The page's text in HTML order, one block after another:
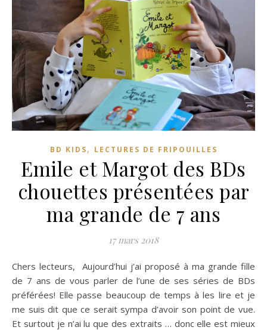
BD KIDS, LECTURES DE FRIPOUILLES
Emile et Margot des BDs
chouettes présentées par
ma grande de 7 ans
17 mars 2018
Chers lecteurs, Aujourd’hui j’ai proposé à ma grande fille
de 7 ans de vous parler de l’une de ses séries de BDs
préférées! Elle passe beaucoup de temps à les lire et je
me suis dit que ce serait sympa d’avoir son point de vue.
Et surtout je n’ai lu que des extraits … donc elle est mieux